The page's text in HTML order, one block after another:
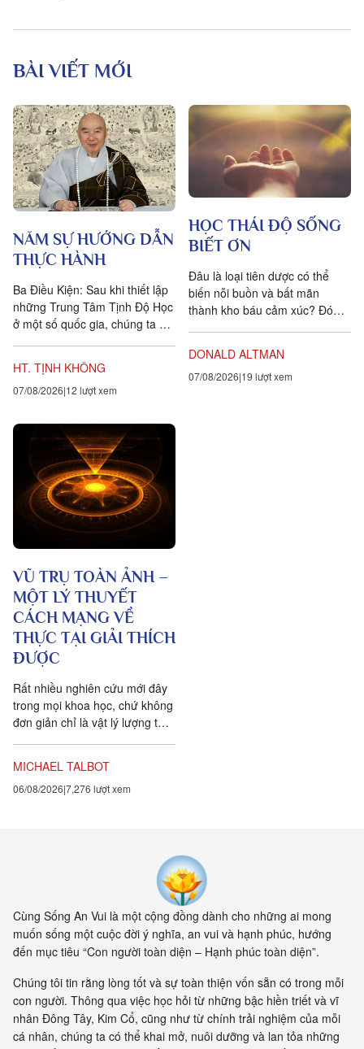
BÀI VIẾT MỚI
NĂM SỰ HƯỚNG DẪN
THỰC HÀNH
Ba Điều Kiện: Sau khi thiết lập
những Trung Tâm Tịnh Độ Học
ở một số quốc gia, chúng ta đặt
HT. TỊNH KHÔNG
07/08/2026 12 lượt xem
HỌC THÁI ĐỘ SỐNG
BIẾT ƠN
Đâu là loại tiên dược có thể
biến nỗi buồn và bất mãn
thành kho báu cảm xúc? Đó
DONALD ALTMAN
07/08/2026 19 lượt xem
VŨ TRỤ TOÀN ẢNH –
MỘT LÝ THUYẾT
CÁCH MẠNG VỀ
THỰC TẠI GIẢI THÍCH
ĐƯỢC
Rất nhiều nghiên cứu mới đây
trong mọi khoa học, chứ không
đơn giản chỉ là vật lý lượng tử,
chúng ta tưởng. Một câu
chuyện khoa học đang xuất
kết nối. Khía cạnh quan trọng
nhất của sự sống không còn là
vật nữa, mà là mối liên hệ giữa
các vật.
MICHAEL TALBOT
06/08/2026 7,276 lượt xem
Cùng Sống An Vui là một cộng đồng dành cho những ai mong
muốn sống một cuộc đời ý nghĩa, an vui và hạnh phúc, hướng
đến mục tiêu “Con người toàn diện – Hạnh phúc toàn diện”.
Chúng tôi tin rằng lòng tốt và sự toàn thiện vốn sẵn có trong mỗi
con người. Thông qua việc học hỏi từ những bậc hiền triết và vĩ
nhân Đông Tây, Kim Cổ, cũng như từ chính trải nghiệm của mỗi
cá nhân, chúng ta có thể khai mở, nuôi dưỡng và lan tỏa những